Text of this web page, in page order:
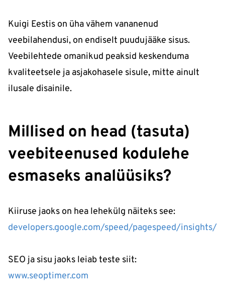
Kuigi Eestis on üha vähem vananenud
veebilahendusi, on endiselt puudujääke sisus.
Veebilehtede omanikud peaksid keskenduma
kvaliteetsele ja asjakohasele sisule, mitte ainult
ilusale disainile.
Millised on head (tasuta)
veebiteenused kodulehe
esmaseks analüüsiks?
Kiiruse jaoks on hea lehekülg näiteks see:
developers.google.com/speed/pagespeed/insights/
SEO ja sisu jaoks leiab teste siit:
www.seoptimer.com